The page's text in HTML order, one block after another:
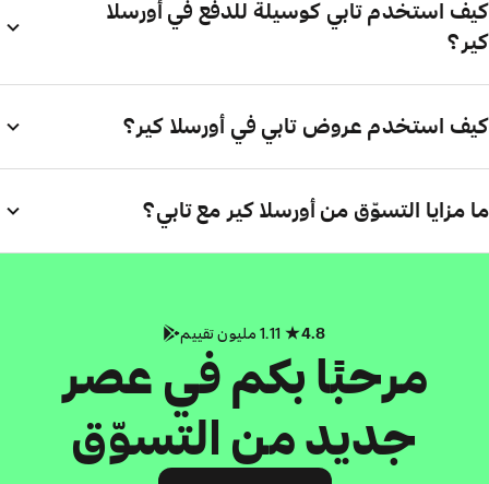
كيف استخدم تابي كوسيلة للدفع في أورسلا
كير؟
كيف استخدم عروض تابي في أورسلا كير؟
ما مزايا التسوّق من أورسلا كير مع تابي؟
4.8
مرحبًا بكم في عصر
جديد من التسوّق